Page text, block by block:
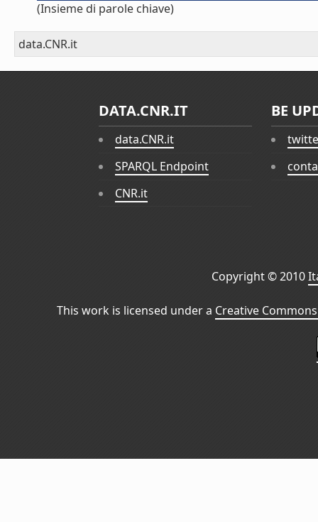
(Insieme di parole chiave)
data.CNR.it
DATA.CNR.IT
data.CNR.it
SPARQL Endpoint
CNR.it
BE
Copyright © 2010
This work is licensed under a Creative